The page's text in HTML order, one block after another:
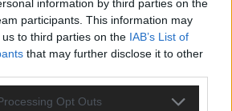
information by third parties on the
participants. This information may
to third parties on the IAB’s List of
that may further disclose it to other
Opt Outs